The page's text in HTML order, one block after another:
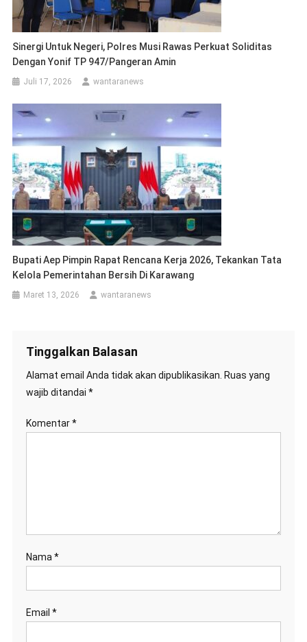
Sinergi Untuk Negeri, Polres Musi Rawas Perkuat Soliditas
Dengan Yonif TP 947/Pangeran Amin
Juli 17, 2026 wantaranews
Bupati Aep Pimpin Rapat Rencana Kerja 2026, Tekankan Tata
Kelola Pemerintahan Bersih Di Karawang
Maret 13, 2026 wantaranews
Tinggalkan Balasan
Alamat email Anda tidak akan dipublikasikan. Ruas yang
wajib ditandai *
Komentar*
Nama*
Email *